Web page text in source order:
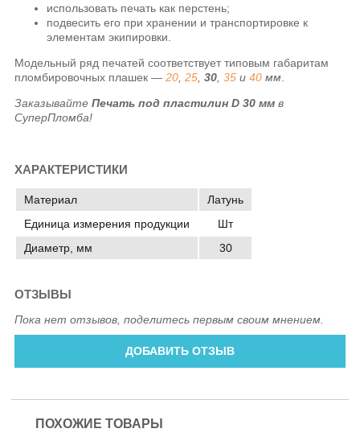
использовать печать как перстень;
подвесить его при хранении и транспортировке к
элементам экипировки.
Модельный ряд печатей соответствует типовым габаритам
пломбировочных плашек —20 ,25 ,30 ,35 и40 мм
ЗаказывайтеПечать под пластилин D 30 мм в
СуперПломба!
ХАРАКТЕРИСТИКИ
Материал
Латунь
Единица измерения продукции
Шт
Диаметр, мм
30
ОТЗЫВЫ
Пока нет отзывов, поделитесь первым своим мнением.
ДОБАВИТЬ ОТЗЫВ
ПОХОЖИЕ ТОВАРЫ